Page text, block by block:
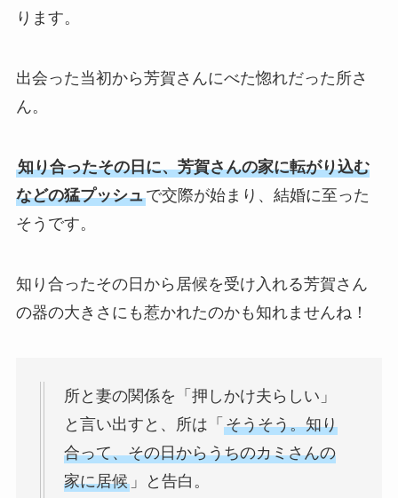
ります。
出会った当初から芳賀さんにべた惚れだった所さ
ん。
知り合ったその日に、芳賀さんの家に転がり込む
などの猛プッシュで交際が始まり、結婚に至った
そうです。
知り合ったその日から居候を受け入れる芳賀さん
の器の大きさにも惹かれたのかも知れませんね！
所と妻の関係を「押しかけ夫らしい」
と言い出すと、所は「 そうそう。知り
合って、その日からうちのカミさんの
家に居候」と告白。